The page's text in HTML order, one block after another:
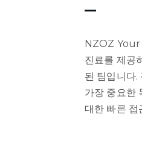
NZOZ Your
진료를 제공
된 팀입니다.
가장 중요한
대한 빠른 접